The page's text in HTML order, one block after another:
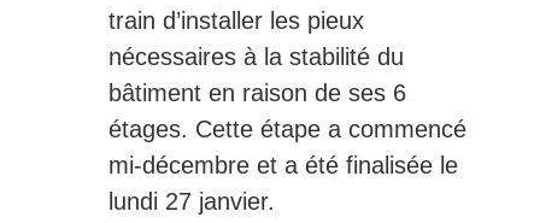
train d’installer les pieux
nécessaires à la stabilité du
bâtiment en raison de ses 6
étages. Cette étape a commencé
mi-décembre et a été finalisée le
lundi 27 janvier.